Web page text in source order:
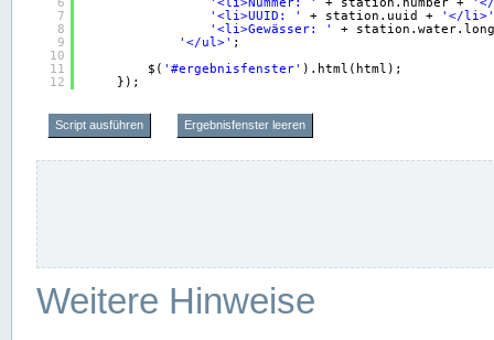
7
8
9
10
11
12
'<li>UUID: '
+ station.uuid +
'</li>'
'<li>Gewässer: '
+
'</ul>' ;
$( '#ergebnisfenster' ).html(html);
});
Script ausführen Ergebnisfenster leeren
Weitere Hinweise